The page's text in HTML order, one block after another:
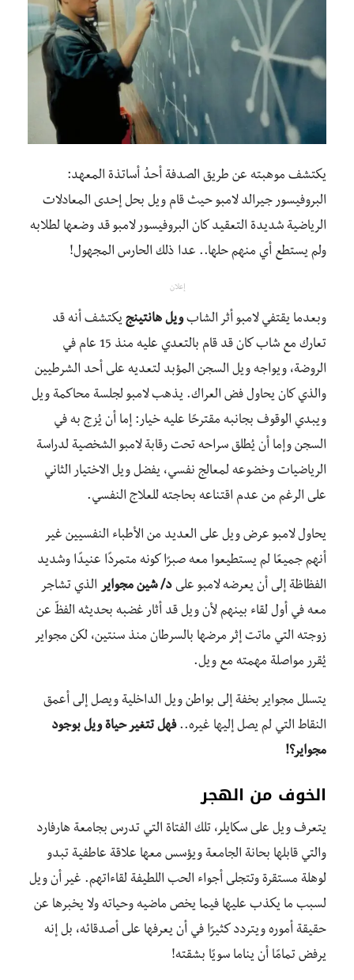
يكتشف موهبته عن طريق الصدفة أحدُ أساتذة المعهد:
البروفيسور جيرالد لامبو حيث قام ويل بحل إحدى المعادلات
الرياضية شديدة التعقيد كان البروفيسور لامبو قد وضعها لطلابه
ولم يستطع أي منهم حلها.. عدا ذلك الحارس المجهول!
إعلان
وبعدما يقتفي لامبو أثر الشابويل هانتينج يكتشف أنه قد
تعارك مع شاب كان قد قام بالتعدي عليه منذ 15 عام في
الروضة، ويواجه ويل السجن المؤبد لتعديه على أحد الشرطيين
والذي كان يحاول فض العراك. يذهب لامبو لجلسة محاكمة ويل
ويبدي الوقوف بجانبه مقترحًا عليه خيار: إما أن يُزج به في
السجن وإما أن يُطلق سراحه تحت رقابة لامبو الشخصية لدراسة
الرياضيات وخضوعه لمعالج نفسي، يفضل ويل الاختيار الثاني
على الرغم من عدم اقتناعه بحاجته للعلاج النفسي.
يحاول لامبو عرض ويل على العديد من الأطباء النفسيين غير
أنهم جميعًا لم يستطيعوا معه صبرًا كونه متمردًا عنيدًا وشديد
الفظاظة إلى أن يعرضه لامبو على د/ شين مجواير الذي تشاجر
معه في أول لقاء بينهم لأن ويل قد أثار غضبه بحديثه الفظّ عن
زوجته التي ماتت إثر مرضها بالسرطان منذ سنتين، لكن مجواير
يُقرر مواصلة مهمته مع ويل.
يتسلل مجواير بخفة إلى بواطن ويل الداخلية ويصل إلى أعمق
النقاط التي لم يصل إليها غيره..فهل تتغير حياة ويل بوجود
مجواير؟!
الخوف من الهجر
يتعرف ويل على سكايلر، تلك الفتاة التي تدرس بجامعة هارفارد
والتي قابلها بحانة الجامعة ويؤسس معها علاقة عاطفية تبدو
لوهلة مستقرة وتتجلى أجواء الحب اللطيفة لقاءاتهم. غير أن ويل
لسبب ما يكذب عليها فيما يخص ماضيه وحياته ولا يخبرها عن
حقيقة أموره ويتردد كثيرًا في أن يعرفها على أصدقائه، بل إنه
يرفض تمامًا أن يناما سويًا بشقته!